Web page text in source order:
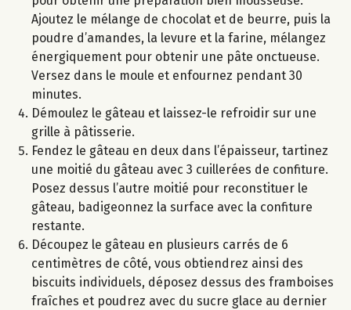
Ajoutez le mélange de chocolat et de beurre, puis la
poudre d’amandes, la levure et la farine, mélangez
énergiquement pour obtenir une pâte onctueuse.
Versez dans le moule et enfournez pendant 30
minutes.
Démoulez le gâteau et laissez-le refroidir sur une
grille à pâtisserie.
Fendez le gâteau en deux dans l’épaisseur, tartinez
une moitié du gâteau avec 3 cuillerées de confiture.
Posez dessus l’autre moitié pour reconstituer le
gâteau, badigeonnez la surface avec la confiture
restante.
Découpez le gâteau en plusieurs carrés de 6
centimètres de côté, vous obtiendrez ainsi des
biscuits individuels, déposez dessus des framboises
fraîches et poudrez avec du sucre glace au dernier